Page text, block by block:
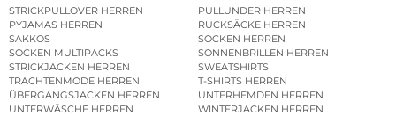
STRICKPULLOVER HERREN
PULLUNDER HERREN
PYJAMAS HERREN
RUCKSÄCKE HERREN
SAKKOS
SOCKEN HERREN
SOCKEN MULTIPACKS
SONNENBRILLEN HERREN
STRICKJACKEN HERREN
SWEATSHIRTS
TRACHTENMODE HERREN
T-SHIRTS HERREN
ÜBERGANGSJACKEN HERREN
UNTERHEMDEN HERREN
UNTERWÄSCHE HERREN
WINTERJACKEN HERREN